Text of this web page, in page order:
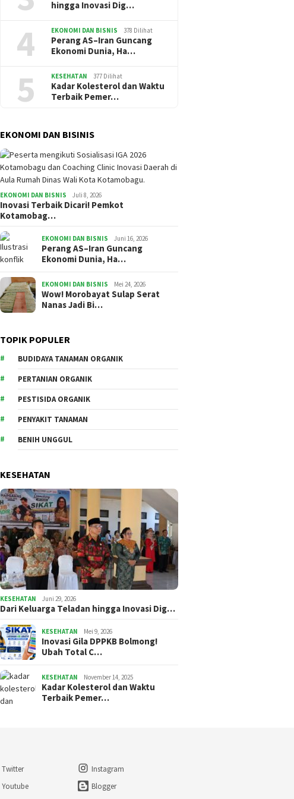
hingga Inovasi Dig…
4 EKONOMI DAN BISNIS 378 Dilihat
Perang AS–Iran Guncang
Ekonomi Dunia, Ha…
5 KESEHATAN 377 Dilihat
Kadar Kolesterol dan Waktu
Terbaik Pemer…
EKONOMI DAN BISINIS
EKONOMI DAN BISNIS Juli 8, 2026
Inovasi Terbaik Dicari! Pemkot
Kotamobag…
EKONOMI DAN BISNIS Juni 16, 2026
Perang AS–Iran Guncang
Ekonomi Dunia, Ha…
EKONOMI DAN BISNIS Mei 24, 2026
Wow! Morobayat Sulap Serat
Nanas Jadi Bi…
TOPIK POPULER
BUDIDAYA TANAMAN ORGANIK
PERTANIAN ORGANIK
PESTISIDA ORGANIK
PENYAKIT TANAMAN
BENIH UNGGUL
KESEHATAN
KESEHATAN Juni 29, 2026
Dari Keluarga Teladan hingga Inovasi Dig…
KESEHATAN Mei 9, 2026
Inovasi Gila DPPKB Bolmong!
Ubah Total C…
KESEHATAN November 14, 2025
Kadar Kolesterol dan Waktu
Terbaik Pemer…
Twitter
Instagram
Youtube Blogger